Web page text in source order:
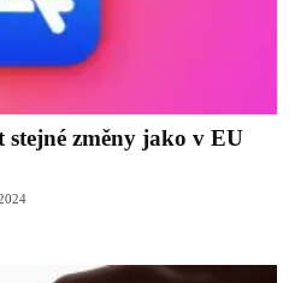
stejné změny jako v EU